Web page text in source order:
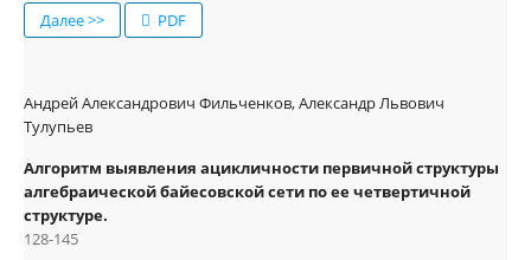
Далее >> PDF
Андрей Александрович Фильченков, Александр Львович
Тулупьев
Алгоритм выявления ацикличности первичной структуры
алгебраической байесовской сети по ее четвертичной
структуре.
128-145